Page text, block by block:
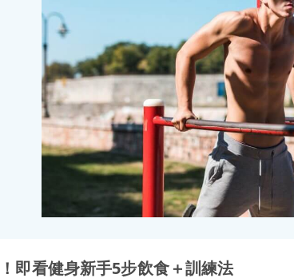
即看健身新手5步飲食＋訓練法